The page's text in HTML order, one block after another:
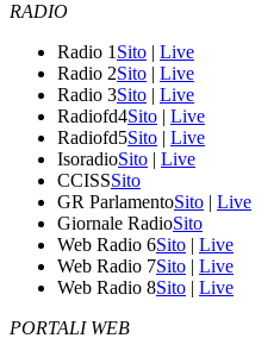
RADIO
Radio 1 Sito | Live
Radio 2Sito | Live
Radio 3Sito | Live
Radiofd4Sito | Live
Radiofd5Sito | Live
IsoradioSito | Live
CCISSSito
GR ParlamentoSito | Live
Giornale RadioSito
Web Radio 6Sito | Live
Web Radio 7Sito | Live
Web Radio 8Sito | Live
PORTALI WEB